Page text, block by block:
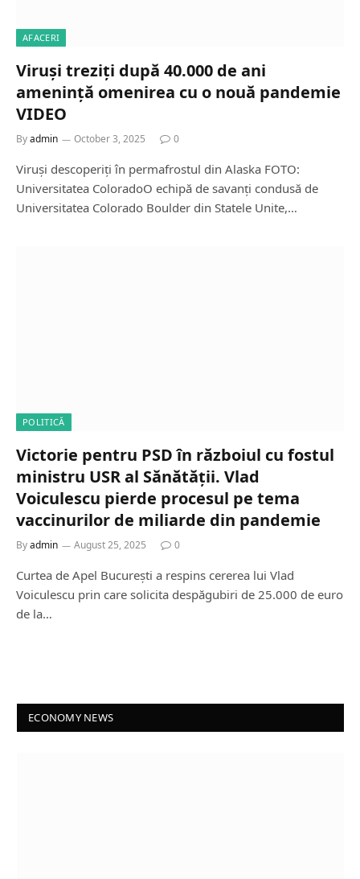
AFACERI
Viruși treziți după 40.000 de ani
amenință omenirea cu o nouă pandemie
VIDEO
Byadmin October 3, 2025 0
Viruși descoperiți în permafrostul din Alaska FOTO:
Universitatea ColoradoO echipă de savanți condusă de
Universitatea Colorado Boulder din Statele Unite,…
POLITICĂ
Victorie pentru PSD în războiul cu fostul
ministru USR al Sănătății. Vlad
Voiculescu pierde procesul pe tema
vaccinurilor de miliarde din pandemie
Byadmin August 25, 2025 0
Curtea de Apel București a respins cererea lui Vlad
Voiculescu prin care solicita despăgubiri de 25.000 de euro
de la…
ECONOMY NEWS